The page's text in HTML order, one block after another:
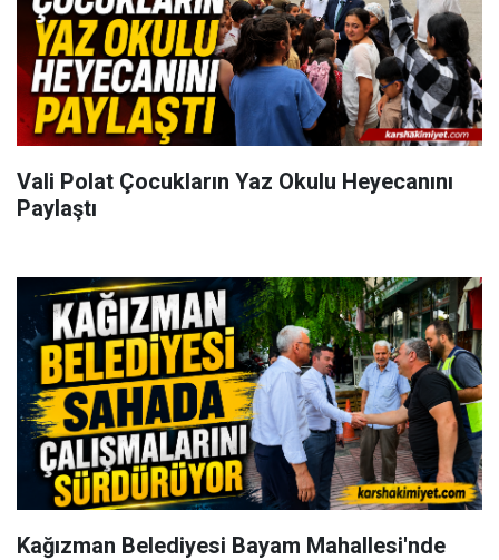
Vali Polat Çocukların Yaz Okulu Heyecanını
Paylaştı
Kağızman Belediyesi Bayam Mahallesi'nde